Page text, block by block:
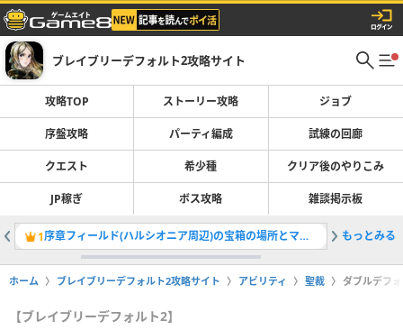
ブレイブリーデフォルト2攻略サイト
攻略TOP ストーリー攻略 ジョブ
序盤攻略 パーティ編成 試練の回廊
クエスト 希少種 クリア後のやりこみ
JP稼ぎ ボス攻略 雑談掲示板
1 序章フィールド(ハルシオニア周辺)の宝箱の場所とマップ 2サンダ
もっとみる
ホーム ブレイブリーデフォルト2攻略サイト アビリティ 聖裁 ダブルデフ
【ブレイブリーデフォルト2】